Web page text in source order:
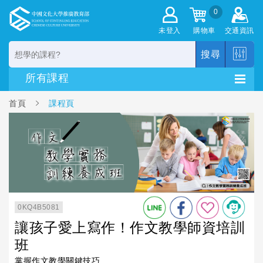
未登入
0
購物車 交通資訊
搜尋
首頁 課程頁
0KQ4B5081
讓孩子愛上寫作！作文教學師資培訓
班
掌握作文教學關鍵技巧